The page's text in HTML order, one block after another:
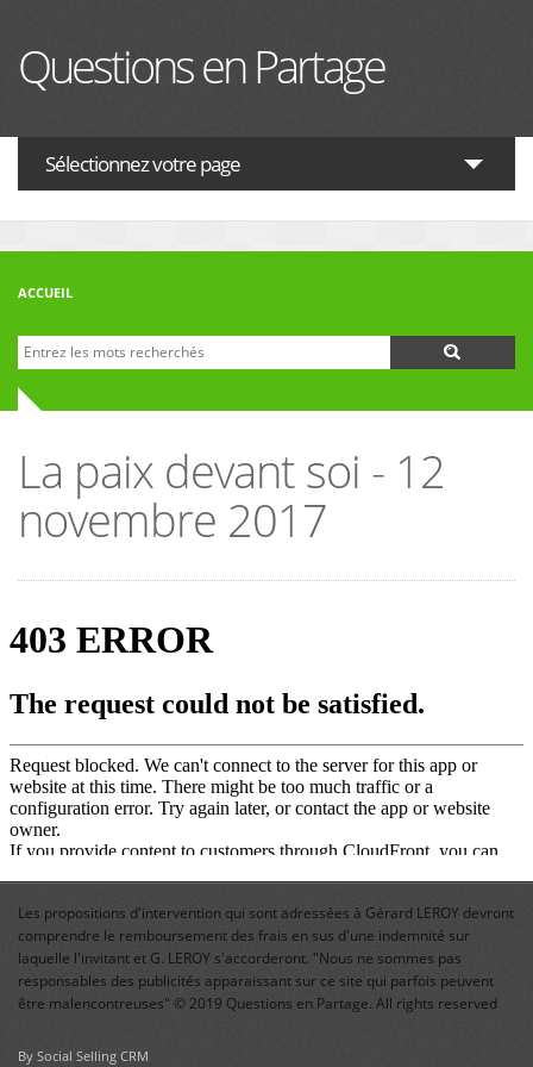
Questions en Partage
Sélectionnez votre page
ACTUALITES
FORUM
ACCUEIL
Formulaire de recherche
Recherche
La paix devant soi - 12
novembre 2017
Les propositions d'intervention qui sont adressées à Gérard LEROY devront
comprendre le remboursement des frais en sus d'une indemnité sur
laquelle l'invitant et G. LEROY s'accorderont. "Nous ne sommes pas
responsables des publicités apparaissant sur ce site qui parfois peuvent
être malencontreuses" © 2019 Questions en Partage. All rights reserved
By Social Selling CRM